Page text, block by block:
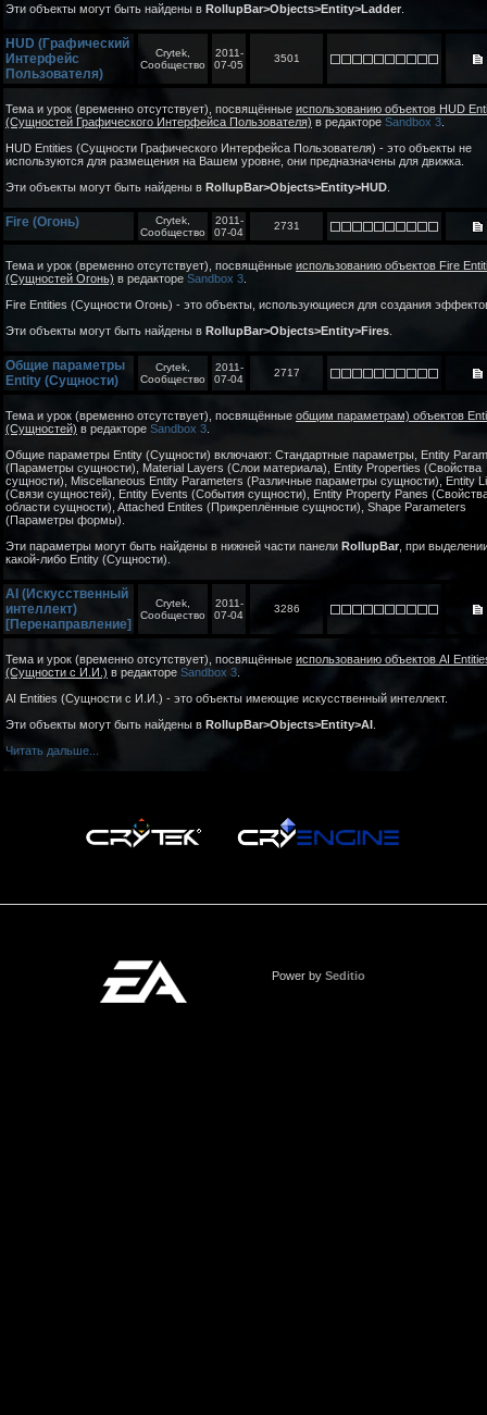
Эти объекты могут быть найдены в RollupBar>Objects>Entity>Ladder
HUD (Графический
Интерфейс
Пользователя)
Crytek,
Сообщество
2011-
07-05
3501
Тема и урок (временно отсутствует), посвящённые использованию объектов HUD
(Сущностей Графического Интерфейса Пользователя) в редакторе Sandbox 3
HUD Entities (Сущности Графического Интерфейса Пользователя) - это объекты не
используются для размещения на Вашем уровне, они предназначены для движка.
Эти объекты могут быть найдены в RollupBar>Objects>Entity>HUD
Fire (Огонь)
Crytek,
Сообщество
2011-
07-04
2731
Тема и урок (временно отсутствует), посвящённые использованию объектов Fire
(Сущностей Огонь) в редакторе Sandbox 3
Fire Entities (Сущности Огонь) - это объекты, использующиеся для создания
Эти объекты могут быть найдены в RollupBar>Objects>Entity>Fires
Общие параметры
Entity (Сущности)
Crytek,
Сообщество
2011-
07-04
2717
Тема и урок (временно отсутствует), посвящённые общим параметрам) объектов
(Сущностей) в редакторе Sandbox 3
Общие параметры Entity (Сущности) включают: Стандартные параметры, Entity
(Параметры сущности), Material Layers (Слои материала), Entity Properties (Свойства
сущности), Miscellaneous Entity Parameters (Различные параметры сущности), Entity
(Связи сущностей), Entity Events (События сущности), Entity Property Panes
области сущности), Attached Entites (Прикреплённые сущности), Shape Parameters
(Параметры формы).
Эти параметры могут быть найдены в нижней части панели RollupBar, при
какой-либо Entity (Сущности).
AI (Искусственный
интеллект)
[Перенаправление]
Crytek,
Сообщество
2011-
07-04
3286
Тема и урок (временно отсутствует), посвящённые использованию объектов AI
(Сущности с И.И.) в редакторе Sandbox 3
AI Entities (Сущности с И.И.) - это объекты имеющие искусственный интеллект.
Эти объекты могут быть найдены в RollupBar>Objects>Entity>AI
Читать дальше...
Power by Seditio